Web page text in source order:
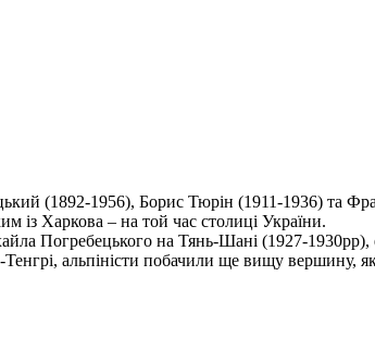
(1892-1956), Борис Тюрін (1911-1936) та
із Харкова – на той час столиці України.
Погребецького на Тянь-Шані (1927-1930рр),
альпіністи побачили ще вищу вершину,